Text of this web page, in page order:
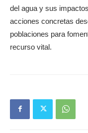
del agua y sus
acciones concretas
poblaciones para
recurso vital.